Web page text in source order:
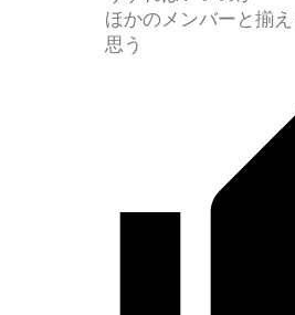
ほかのメンバーと揃
思う